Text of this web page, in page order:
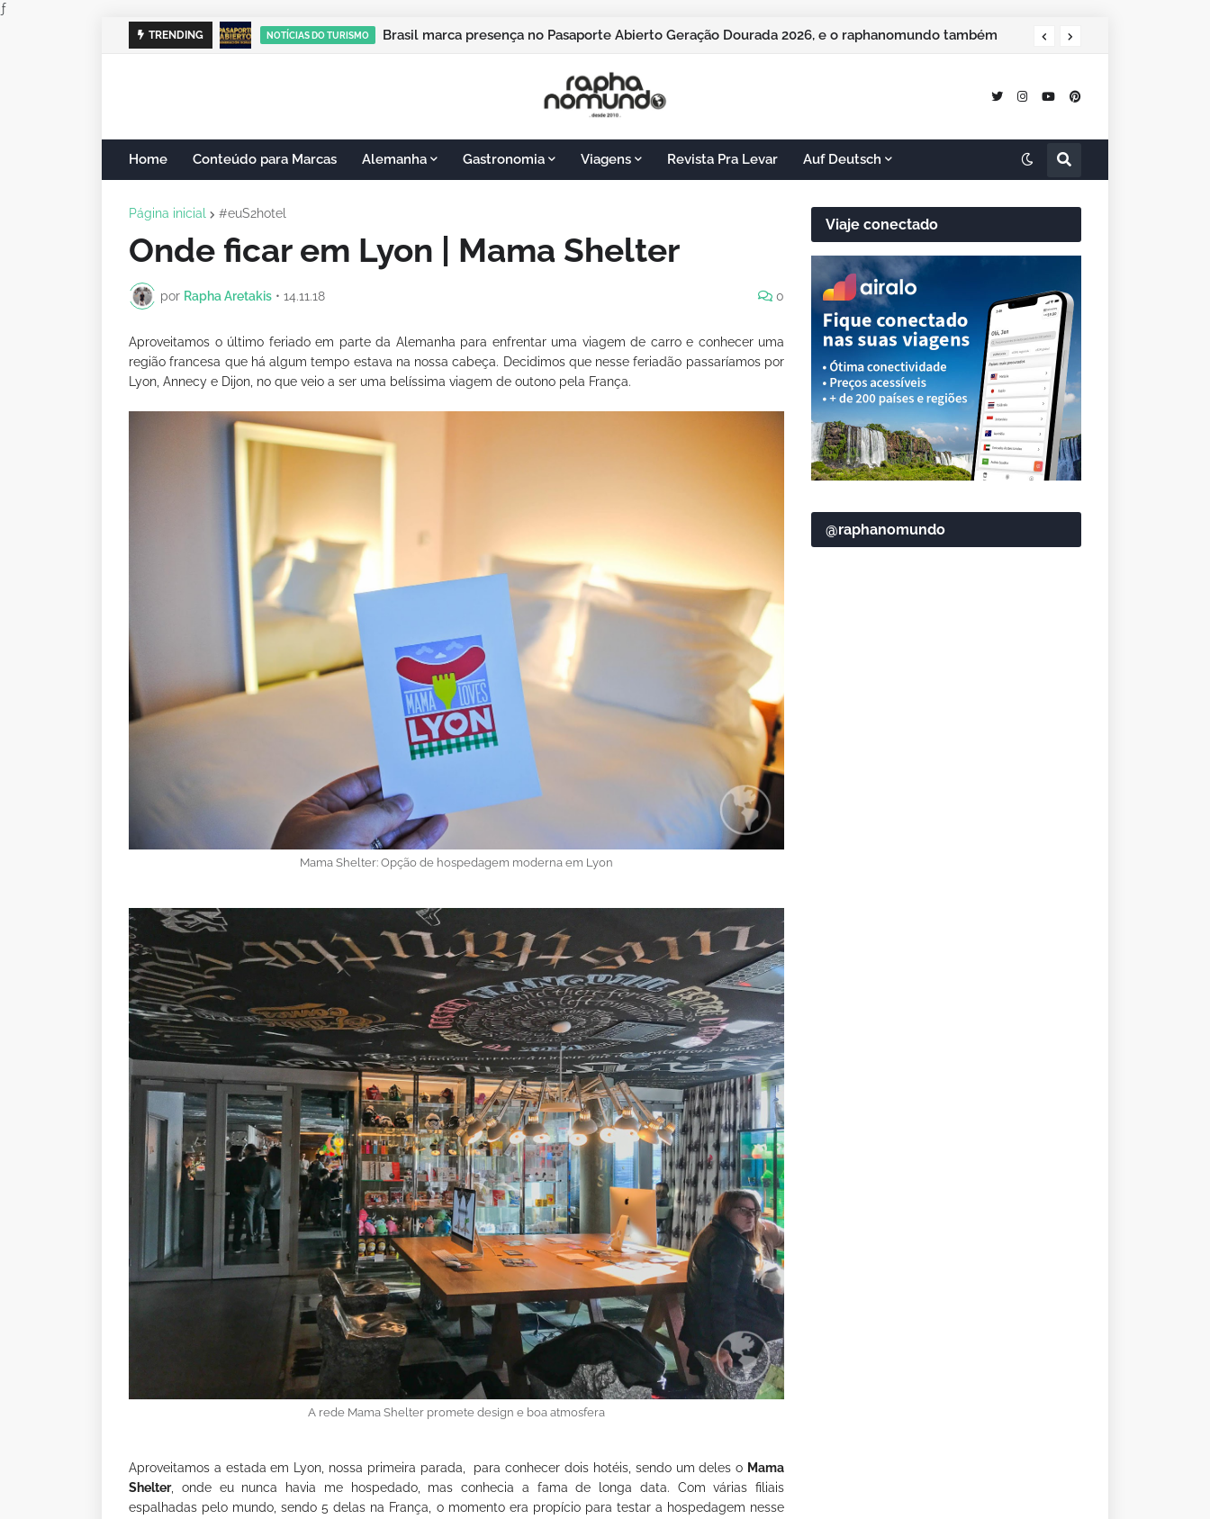
ƒ
TRENDING NOTÍCIAS DO TURISMO Campos do Jordão vai sediar o Pasaporte Abierto 2026 com edição especial de Natal
Home Conteúdo para Marcas Alemanha Gastronomia Viagens Revista Pra Levar Auf Deutsch
Página inicial #euS2hotel
Onde ficar em Lyon | Mama Shelter
por Rapha Aretakis • 14.11.18 0
Aproveitamos o último feriado em parte da Alemanha para enfrentar uma viagem de carro e conhecer uma
região francesa que há algum tempo estava na nossa cabeça. Decidimos que nesse feriadão passaríamos por
Lyon, Annecy e Dijon, no que veio a ser uma belíssima viagem de outono pela França.
Mama Shelter: Opção de hospedagem moderna em Lyon
A rede Mama Shelter promete design e boa atmosfera
Aproveitamos a estada em Lyon, nossa primeira parada, para conhecer dois hotéis, sendo um deles o Mama
Shelter, onde eu nunca havia me hospedado, mas conhecia a fama de longa data. Com várias filiais
espalhadas pelo mundo, sendo 5 delas na França, o momento era propício para testar a hospedagem nesse
Viaje conectado
@raphanomundo